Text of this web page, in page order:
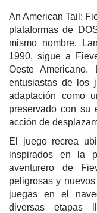
An American Tail:
plataformas de
mismo nombre.
1990, sigue a
Oeste
entusiastas de los
adaptación como
preservado con su
acción de
El juego recrea
inspirados en la
aventurero de
peligrosas y
juegas en el
diversas etapas